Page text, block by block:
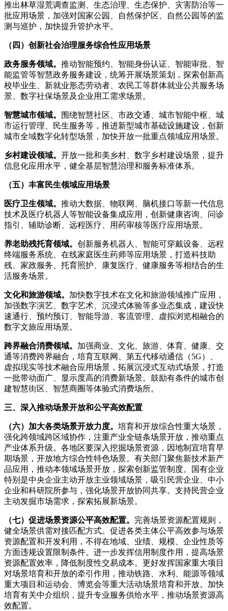
推出林草湿荒调查监测、生态治理、生态保护、灾害防治等一
批应用场景，加强对国家公园、自然保护区、自然公园等的监
测与巡护，加快提升管护水平。
（四）创新社会治理服务综合性应用场景
政务服务领域。 推动智能预约、智能身份认证、智能审批、智
能监管等智慧政务服务建设，统筹开展场景策划，探索创新高
校毕业生、新就业形态劳动者、农民工等群体就业公共服务场
景、数字社保场景及企业用工需求场景。
智慧城市领域。
围绕智慧社区、市政交通、城市智能中枢、城
市运行管理、民生服务等，推进新型城市基础设施建设，创新
城市全域数字化转型场景，加快开放一批重点领域应用场景。
乡村建设领域。 开放一批和美乡村、数字乡村建设场景，提升
信息化应用水平，健全基层智慧治理和服务标准体系。
（五）丰富民生领域应用场景
医疗卫生领域。 推动大数据、物联网、脑机接口等新一代信息
技术及医疗机器人等智能设备集成应用，创新健康咨询、问诊
指引、辅助诊断、远程医疗、用药审核等医疗应用场景。
养老助残托育领域。 创新服务机器人、智能可穿戴设备、远程
终端服务系统、在线家庭医生药师等应用场景，打造科技助
残、家政服务、托育照护、康复医疗、健康服务等相结合的生
活服务场景。
文化和旅游领域。 加快数字技术在文化和旅游领域推广应用，
加强数字演艺、数字艺术、沉浸式体验等多业态集成，建设快
速通行、预约预订、智能导游、客流管理、虚拟浏览相融合的
数字文旅应用场景。
跨界融合消费领域。 加强商业、文化、旅游、体育、健康、交
通等消费跨界融合，培育互联网、第五代移动通信（5G）、
虚拟现实等技术融合应用场景，拓展沉浸式互动式场景，打造
一批带动面广、显示度高的消费新场景。鼓励有条件的城市创
建智慧街区、智慧商圈等体验式消费场所。
三、深入推动场景开放和公平高效配置
（六）加大各类场景开放力度。 培育和开放综合性重大场景，
强化跨领域跨区域协作，注重产业全链条场景开放，推动重点
产业体系升级。各地区要深入挖掘场景资源，因地制宜培育早
期场景，开放地方综合性特色场景。有关部门聚焦新技术新产
品应用，推动本领域场景开放，探索创新监管制度。国有企业
特别是中央企业主动开放主业领域场景，吸引民营企业、中小
企业和科研院所参与，强化场景开放协同共享。支持民营企业
主动发掘市场需求，探索拓展新场景。
（七）促进场景资源公平高效配置。 完善场景资源配置规则，
健全场景供需对接匹配方式。促进各类主体公平高效参与场景
资源配置和开发利用，不得在地域、业绩、规模、企业性质等
方面违规设置限制条件。进一步发挥信用制度作用，提高场景
资源配置效率，降低制度性交易成本。更好发挥国家重大项目
对场景培育和开放的牵引作用，推动铁路、水利、能源等领域
重大项目和运动会、博览会等重大活动场景培育和开放。加快
培育有关中介组织，提升专业服务供给水平，推动场景资源高
效配置。